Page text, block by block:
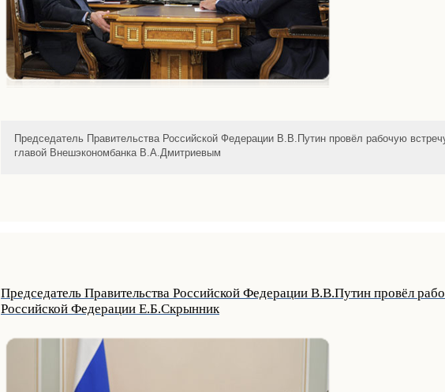
Председатель Правительства Российской Федерации В.В.Путин провёл рабочую
главой Внешэкономбанка В.А.Дмитриевым
Председатель Правительства Российской Федерации В.В.Путин провёл
Российской Федерации Е.Б.Скрынник